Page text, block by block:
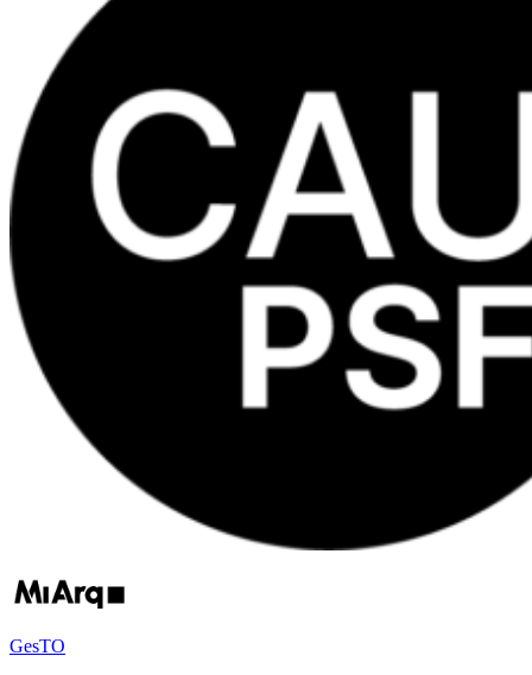
GesTO